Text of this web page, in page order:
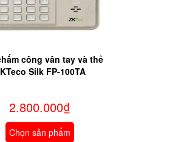
công vân tay và thẻ
Silk FP-100TA
2.800.000₫
Chọn sản phẩm